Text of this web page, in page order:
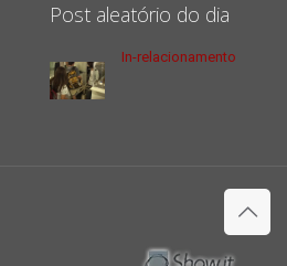
Post aleatório do dia
In-relacionamento